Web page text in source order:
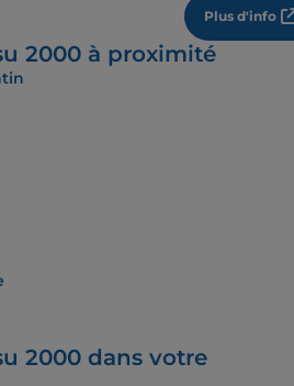
Plus d'info
2000 à proximité
2000 dans votre